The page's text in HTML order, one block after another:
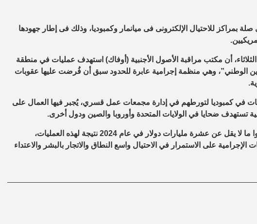
بمراكز للاحتيال الإلكترونى فى ميانمار وكمبوديا، وذلك فى إطار جهودها
أن مكتب مراقبة الأصول الأجنبية (أوفاك) استهدف عمليات في منطقة
الوطني”، وهي منظمة إجرامية عابرة للحدود سبق أن فُرضت عليها عقوبات
في كمبوديا لتورطهم في إدارة مجمعات عمل قسري، يُجبر فيها العمال على
تستهدف ضحايا في الولايات المتحدة وأوروبا والصين ودول أخرى.
وأوضحت وزارة الخارجية الأمريكية أن الأمريكيين خسروا ما لا يقل عن عشرة مليارات دولار في عام 2024 نتيجة لهذه العمليات،
على الاستمرار في الاحتيال واسع النطاق والاتجار بالبشر والاعتداء